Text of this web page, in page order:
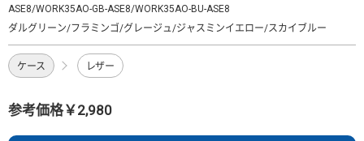
ASE8/WORK35AO-GB-ASE8/WORK35AO-BU-ASE8
ダルグリーン/フラミンゴ/グレージュ/ジャスミンイエロー/スカイブルー
ケース レザー
参考価格￥2,980